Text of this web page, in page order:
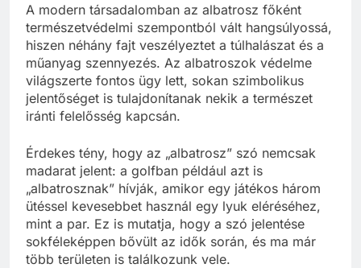
A modern társadalomban az albatrosz főként
természetvédelmi szempontból vált hangsúlyossá,
hiszen néhány fajt veszélyeztet a túlhalászat és a
műanyag szennyezés. Az albatroszok védelme
világszerte fontos ügy lett, sokan szimbolikus
jelentőséget is tulajdonítanak nekik a természet
iránti felelősség kapcsán.
Érdekes tény, hogy az „albatrosz” szó nemcsak
madarat jelent: a golfban például azt is
„albatrosznak” hívják, amikor egy játékos három
ütéssel kevesebbet használ egy lyuk eléréséhez,
mint a par. Ez is mutatja, hogy a szó jelentése
sokféleképpen bővült az idők során, és ma már
több területen is találkozunk vele.